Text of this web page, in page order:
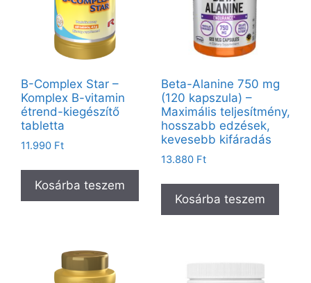
B-Complex Star –
Komplex B-vitamin
étrend-kiegészítő
tabletta
11.990 Ft
Kosárba teszem
Beta-Alanine 750 mg
(120 kapszula) –
Maximális teljesítmény,
hosszabb edzések,
kevesebb kifáradás
13.880 Ft
Kosárba teszem